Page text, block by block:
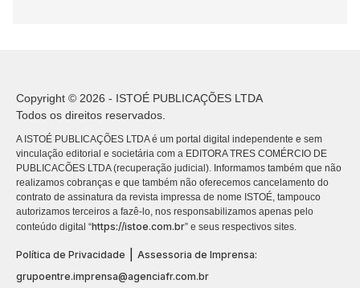
Copyright © 2026 - ISTOÉ PUBLICAÇÕES LTDA
Todos os direitos reservados.
A ISTOÉ PUBLICAÇÕES LTDA é um portal digital independente e sem
vinculação editorial e societária com a EDITORA TRES COMÉRCIO DE
PUBLICACÕES LTDA (recuperação judicial). Informamos também que não
realizamos cobranças e que também não oferecemos cancelamento do
contrato de assinatura da revista impressa de nome ISTOÉ, tampouco
autorizamos terceiros a fazê-lo, nos responsabilizamos apenas pelo
conteúdo digital “https://istoe.com.br” e seus respectivos sites.
Política de Privacidade
Assessoria de Imprensa:
grupoentre.imprensa@agenciafr.com.br